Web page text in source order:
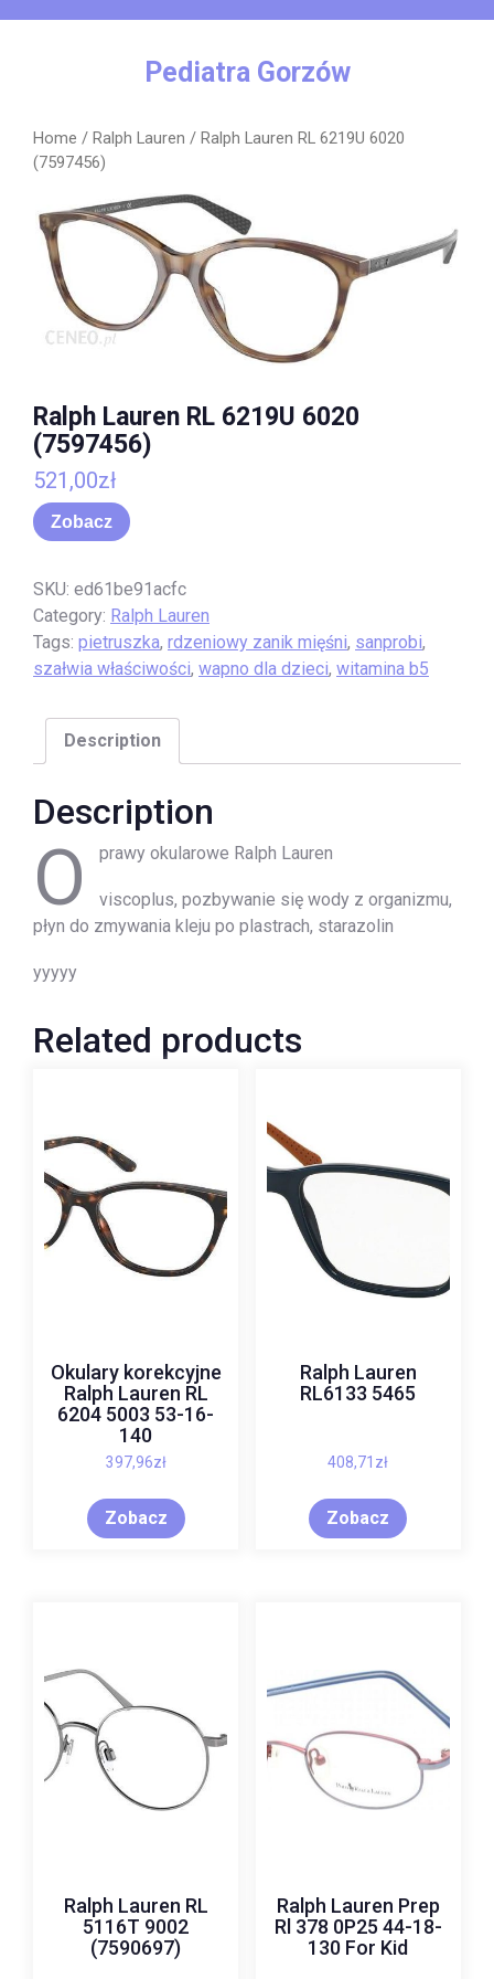
Pediatra Gorzów
Home / Ralph Lauren / Ralph Lauren RL 6219U 6020
(7597456)
Ralph Lauren RL 6219U 6020
(7597456)
521,00zł
Zobacz
SKU: ed61be91acfc
Category: Ralph Lauren
Tags: pietruszka, rdzeniowy zanik mięśni, sanprobi,
szałwia właściwości, wapno dla dzieci, witamina b5
Description
Description
O prawy okularowe Ralph Lauren
viscoplus, pozbywanie się wody z organizmu,
płyn do zmywania kleju po plastrach, starazolin
yyyyy
Related products
Okulary korekcyjne
Ralph Lauren RL
6204 5003 53-16-
140
397,96zł
Zobacz
Ralph Lauren
RL6133 5465
408,71 zł
Zobacz
Ralph Lauren RL
5116T 9002
(7590697)
Ralph Lauren Prep
Rl 378 0P25 44-18-
130 For Kid